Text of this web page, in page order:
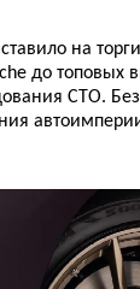
на
до топовых
СТО.